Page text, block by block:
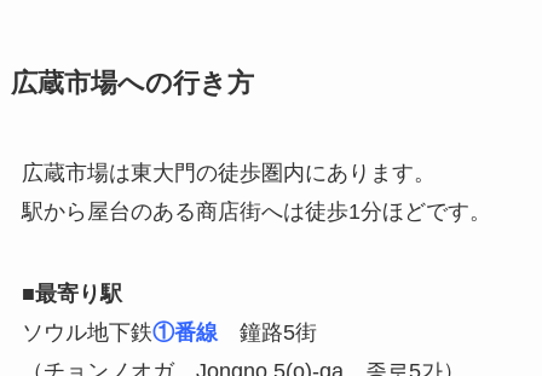
広蔵市場への行き方
広蔵市場は東大門の徒歩圏内にあります。
駅から屋台のある商店街へは徒歩1分ほどです。
■最寄り駅
ソウル地下鉄①番線鐘路5街